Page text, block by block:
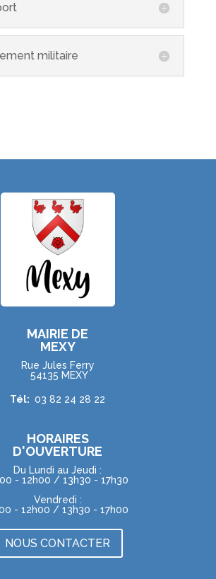
militaire
MAIRIE DE
MEXY
Rue Jules Ferry
54135 MEXY
Tél: 03 82 24 28 22
HORAIRES
D'OUVERTURE
Du Lundi au Jeudi :
- 12h00 / 13h30 - 17h30
Vendredi :
- 12h00 / 13h30 - 17h00
NOUS CONTACTER